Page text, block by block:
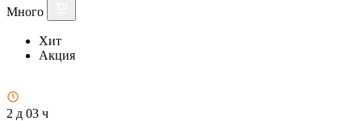
Много
Хит
Акция
2 д 03 ч